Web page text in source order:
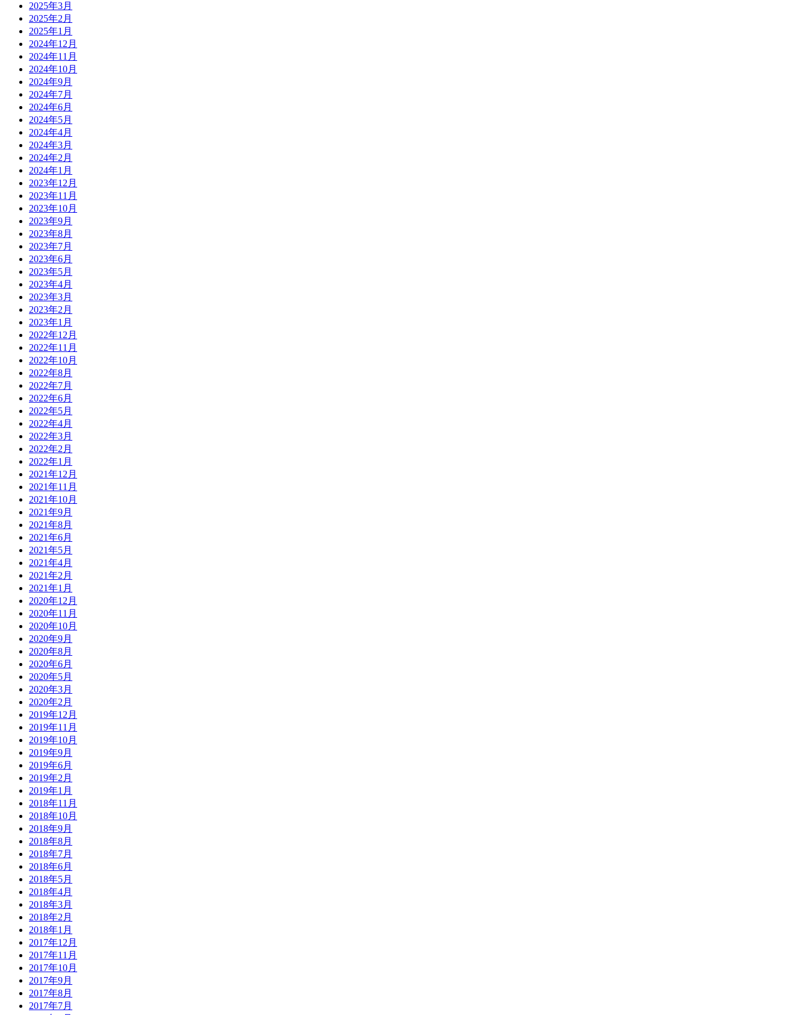
2025年3月
2025年2月
2025年1月
2024年12月
2024年11月
2024年10月
2024年9月
2024年7月
2024年6月
2024年5月
2024年4月
2024年3月
2024年2月
2024年1月
2023年12月
2023年11月
2023年10月
2023年9月
2023年8月
2023年7月
2023年6月
2023年5月
2023年4月
2023年3月
2023年2月
2023年1月
2022年12月
2022年11月
2022年10月
2022年8月
2022年7月
2022年6月
2022年5月
2022年4月
2022年3月
2022年2月
2022年1月
2021年12月
2021年11月
2021年10月
2021年9月
2021年8月
2021年6月
2021年5月
2021年4月
2021年2月
2021年1月
2020年12月
2020年11月
2020年10月
2020年9月
2020年8月
2020年6月
2020年5月
2020年3月
2020年2月
2019年12月
2019年11月
2019年10月
2019年9月
2019年6月
2019年2月
2019年1月
2018年11月
2018年10月
2018年9月
2018年8月
2018年7月
2018年6月
2018年5月
2018年4月
2018年3月
2018年2月
2018年1月
2017年12月
2017年11月
2017年10月
2017年9月
2017年8月
2017年7月